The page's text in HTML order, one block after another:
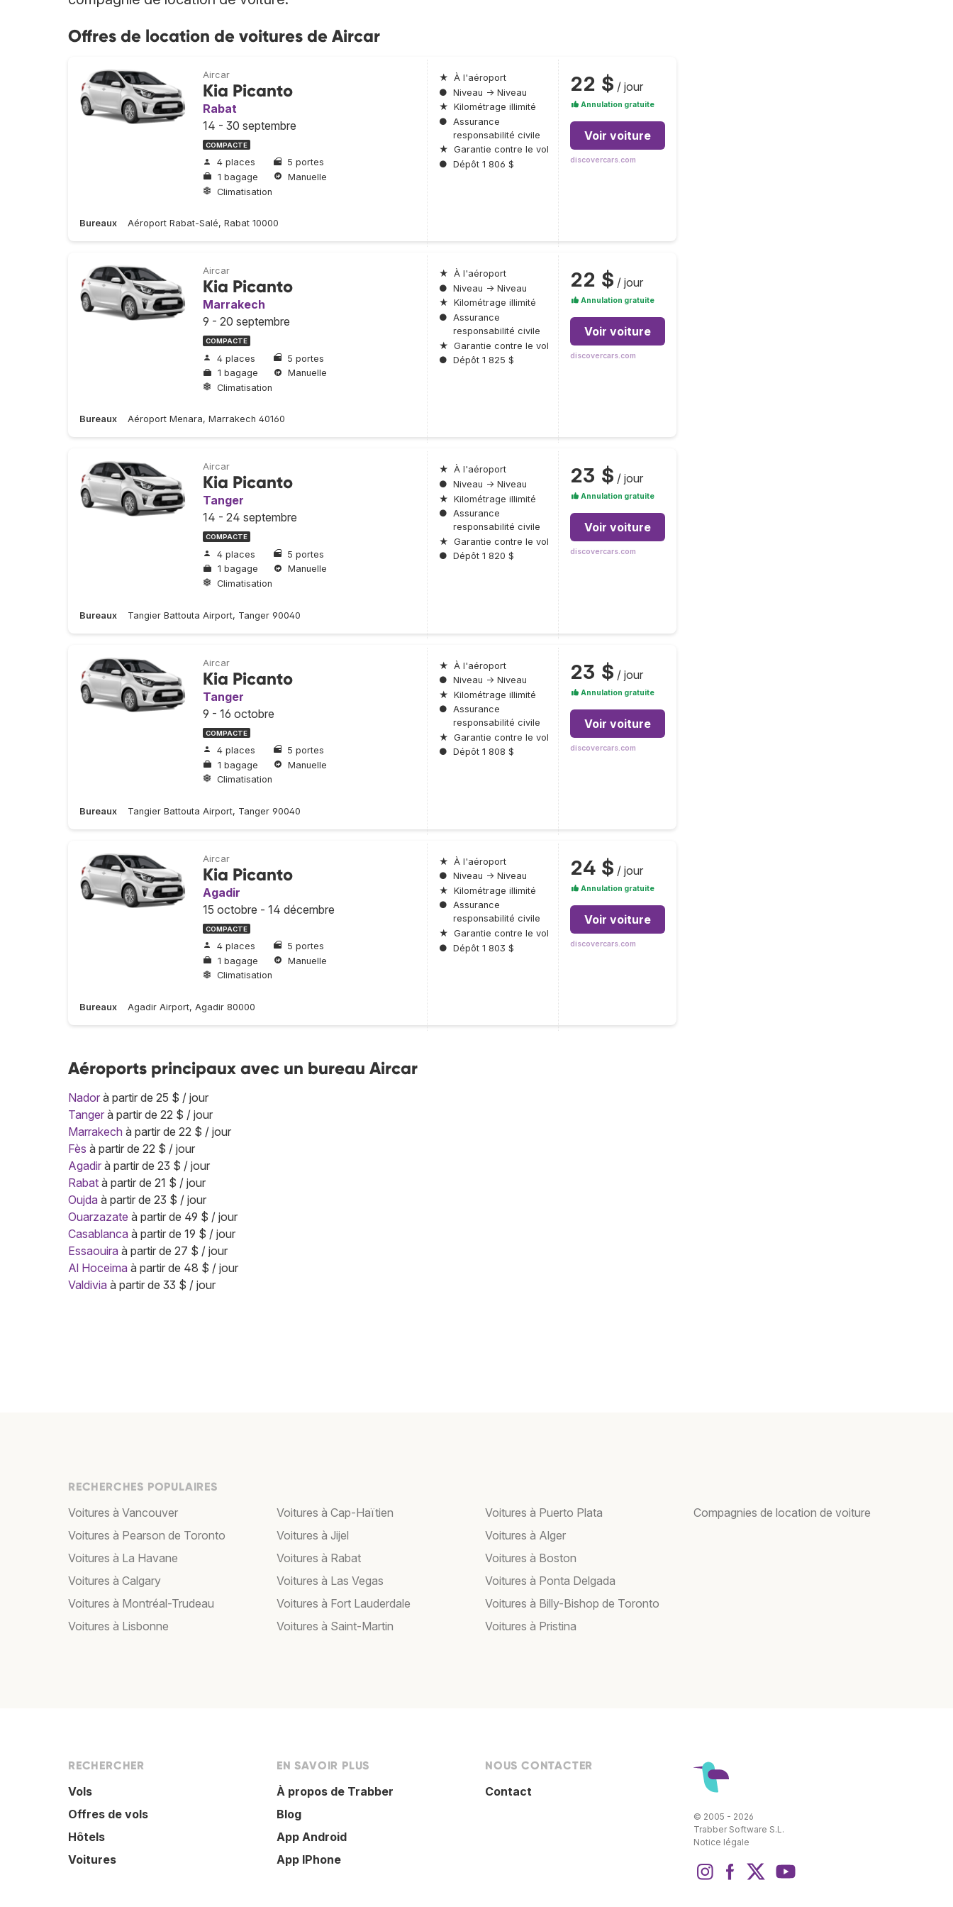
Offres de location de voitures de Aircar
Aircar
Kia Picanto
Rabat
14 - 30 septembre
COMPACTE
4 places
5 portes
1 bagage
Manuelle
Climatisation
Bureaux Aéroport Rabat-Salé, Rabat 10000
★ À l'aéroport
● Niveau → Niveau
★ Kilométrage illimité
● Assurance
responsabilité civile
★ Garantie contre le vol
● Dépôt 1 806 $
22 $ / jour
Annulation gratuite
Voir voiture
discovercars.com
Aircar
Kia Picanto
Marrakech
9 - 20 septembre
COMPACTE
4 places
5 portes
1 bagage
Manuelle
Climatisation
Bureaux Aéroport Menara, Marrakech 40160
★ À l'aéroport
● Niveau → Niveau
★ Kilométrage illimité
● Assurance
responsabilité civile
★ Garantie contre le vol
● Dépôt 1 825 $
22 $ / jour
Annulation gratuite
Voir voiture
discovercars.com
Aircar
Kia Picanto
Tanger
14 - 24 septembre
COMPACTE
4 places
5 portes
1 bagage
Manuelle
Climatisation
Bureaux Tangier Battouta Airport, Tanger 90040
★ À l'aéroport
● Niveau → Niveau
★ Kilométrage illimité
● Assurance
responsabilité civile
★ Garantie contre le vol
● Dépôt 1 820 $
23 $ / jour
Annulation gratuite
Voir voiture
discovercars.com
Aircar
Kia Picanto
Tanger
9 - 16 octobre
COMPACTE
4 places
5 portes
1 bagage
Manuelle
Climatisation
Bureaux Tangier Battouta Airport, Tanger 90040
★ À l'aéroport
● Niveau → Niveau
★ Kilométrage illimité
● Assurance
responsabilité civile
★ Garantie contre le vol
● Dépôt 1 808 $
23 $ / jour
Annulation gratuite
Voir voiture
discovercars.com
Aircar
Kia Picanto
Agadir
15 octobre - 14 décembre
COMPACTE
4 places
5 portes
1 bagage
Manuelle
Climatisation
Bureaux Agadir Airport, Agadir 80000
★ À l'aéroport
● Niveau → Niveau
★ Kilométrage illimité
● Assurance
responsabilité civile
★ Garantie contre le vol
● Dépôt 1 803 $
24 $ / jour
Annulation gratuite
Voir voiture
discovercars.com
Aéroports principaux avec un bureau Aircar
Nador à partir de 25 $ / jour
Tanger à partir de 22 $ / jour
Marrakech à partir de 22 $ / jour
Fès à partir de 22 $ / jour
Agadir à partir de 23 $ / jour
Rabat à partir de 21 $ / jour
Oujda à partir de 23 $ / jour
Ouarzazate à partir de 49 $ / jour
Casablanca à partir de 19 $ / jour
Essaouira à partir de 27 $ / jour
Al Hoceima à partir de 48 $ / jour
Valdivia à partir de 33 $ / jour
RECHERCHES POPULAIRES
Voitures à Vancouver
Voitures à Pearson de Toronto
Voitures à La Havane
Voitures à Calgary
Voitures à Montréal-Trudeau
Voitures à Lisbonne
Voitures à Cap-Haïtien
Voitures à Jijel
Voitures à Rabat
Voitures à Las Vegas
Voitures à Fort Lauderdale
Voitures à Saint-Martin
Voitures à Puerto Plata
Voitures à Alger
Voitures à Boston
Voitures à Ponta Delgada
Voitures à Billy-Bishop de Toronto
Voitures à Pristina
Compagnies de location de voiture
RECHERCHER
Vols
Offres de vols
Hôtels
Voitures
EN SAVOIR PLUS
À propos de Trabber
Blog
App Android
App IPhone
NOUS CONTACTER
Contact
© 2005 - 2026
Trabber Software S.L.
Notice légale